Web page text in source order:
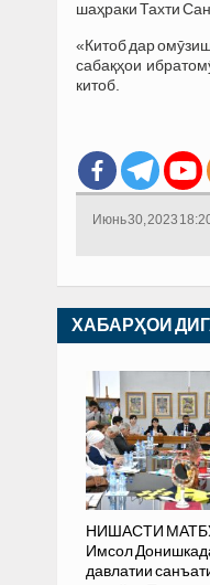
шаҳраки Тахти
«Китоб дар
сабақҳои
китоб.
Июнь 30, 2023
ХАБАРҲОИ
НИШАСТИ
Имсол
давлатии